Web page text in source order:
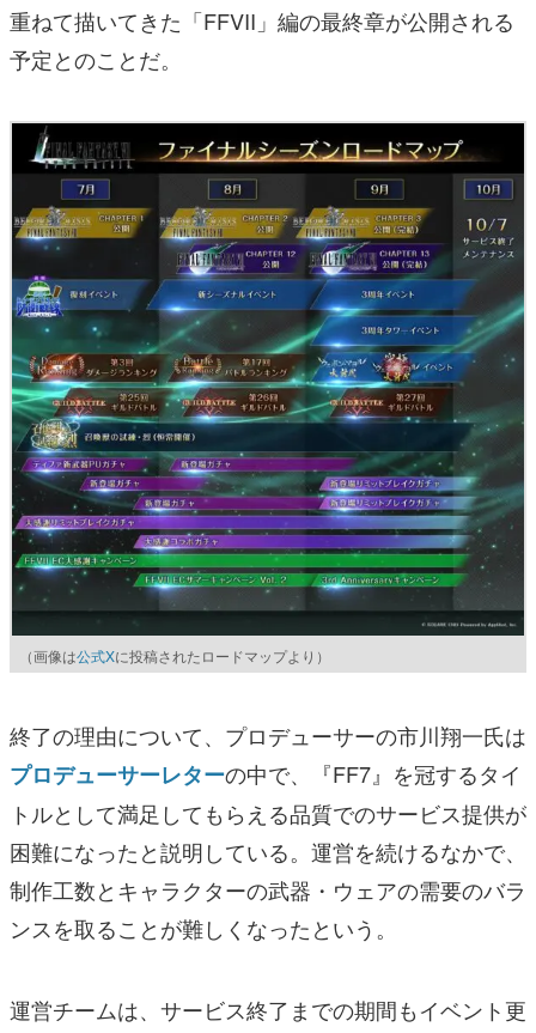
重ねて描いてきた「FFVII」編の最終章が公開される
予定とのことだ。
（画像は公式Xに投稿されたロードマップより）
終了の理由について、プロデューサーの市川翔一氏は
プロデューサーレターの中で、『FF7』を冠するタイ
トルとして満足してもらえる品質でのサービス提供が
困難になったと説明している。運営を続けるなかで、
制作工数とキャラクターの武器・ウェアの需要のバラ
ンスを取ることが難しくなったという。
運営チームは、サービス終了までの期間もイベント更